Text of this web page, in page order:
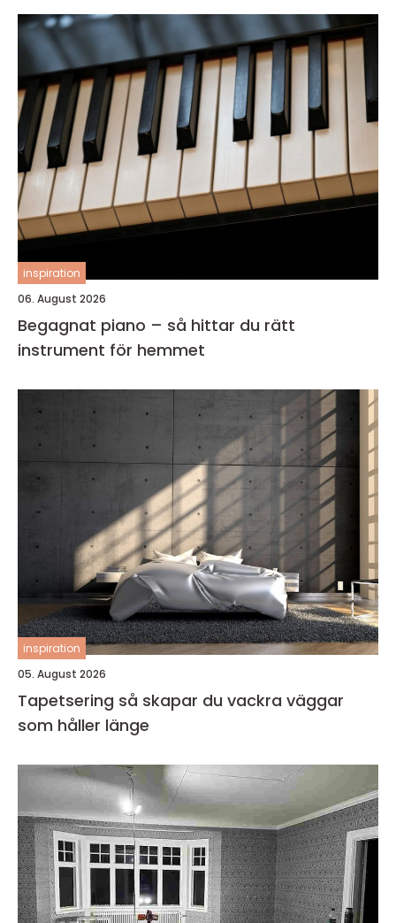
inspiration
06. August 2026
Begagnat piano – så hittar du rätt
instrument för hemmet
inspiration
05. August 2026
Tapetsering så skapar du vackra väggar
som håller länge